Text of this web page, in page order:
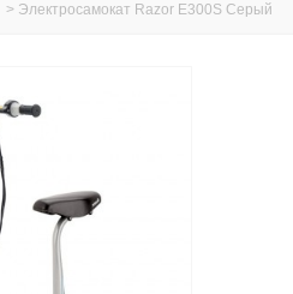
> Электросамокат Razor E300S Серый